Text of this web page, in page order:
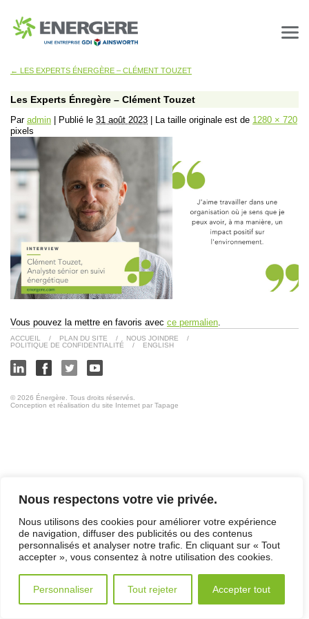
Nous respectons votre vie privée.
Nous utilisons des cookies pour améliorer votre expérience
de navigation, diffuser des publicités ou des contenus
personnalisés et analyser notre trafic. En cliquant sur « Tout
accepter », vous consentez à notre utilisation des cookies.
Personnaliser Tout rejeter Accepter tout
← LES EXPERTS ÉNERGÈRE – CLÉMENT TOUZET
Les Experts Énregère – Clément Touzet
Par admin Publié le 31 août 2023 La taille originale est de 1280 × 720
pixels
Vous pouvez la mettre en favoris avec ce permalien
ACCUEIL / PLAN DU SITE / NOUS JOINDRE
/
POLITIQUE DE CONFIDENTIALITÉ
/ ENGLISH
© 2026 Énergère. Tous droits réservés.
Conception et réalisation du site Internet par Tapage